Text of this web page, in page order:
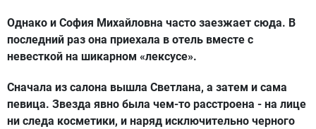
Однако и София Михайловна часто заезжает сюда. В
последний раз она приехала в отель вместе с
невесткой на шикарном «лексусе».
Сначала из салона вышла Светлана, а затем и сама
певица. Звезда явно была чем-то расстроена - на лице
ни следа косметики, и наряд исключительно черного